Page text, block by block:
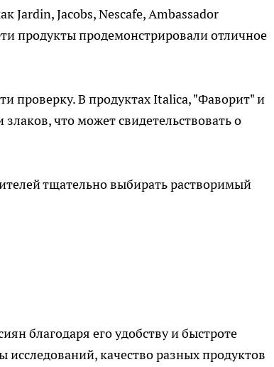
Jardin, Jacobs, Nescafe, Ambassador
продукты продемонстрировали отличное
проверку. В продуктах Italica, "Фаворит" и
что может свидетельствовать о
тщательно выбирать растворимый
благодаря его удобству и быстроте
качество разных продуктов